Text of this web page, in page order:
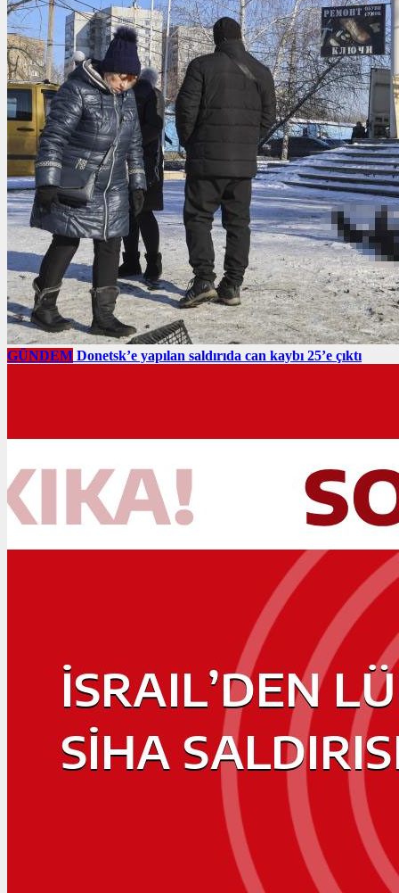
GÜNDEM Donetsk’e yapılan saldırıda can kaybı 25’e çıktı